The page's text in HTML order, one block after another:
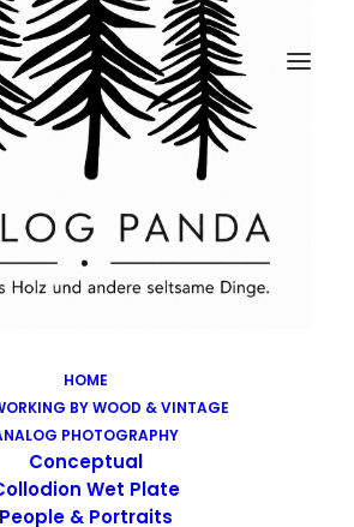
HOME
BY WOOD & VINTAGE
PHOTOGRAPHY
Conceptual
Wet Plate
People & Portraits
Images tagged "newspaper"